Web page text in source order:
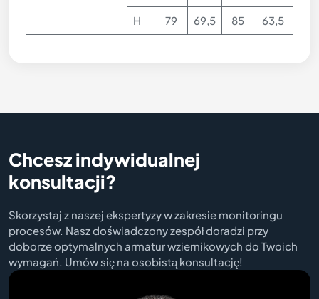
H 79 69,5 85 63,5
Chcesz indywidualnej
konsultacji?
Skorzystaj z naszej ekspertyzy w zakresie monitoringu
procesów. Nasz doświadczony zespół doradzi przy
doborze optymalnych armatur wziernikowych do Twoich
wymagań. Umów się na osobistą konsultację!